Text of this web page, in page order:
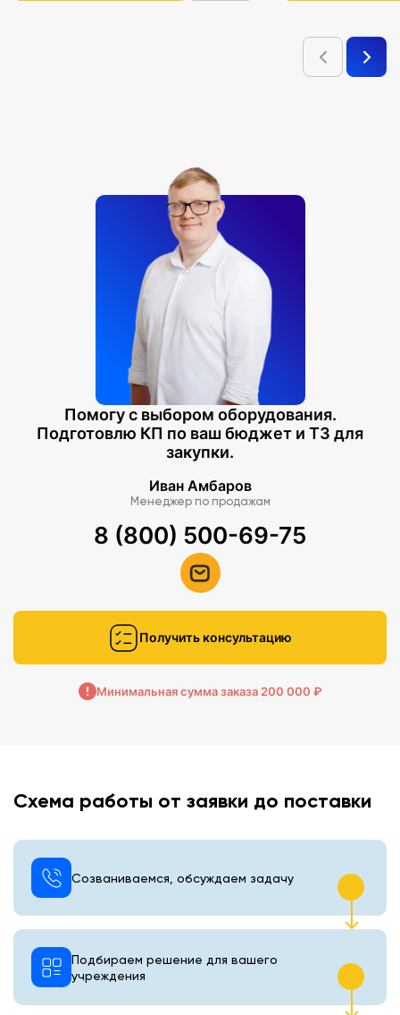
Помогу с выбором оборудования.
Подготовлю КП по ваш бюджет и ТЗ для
закупки.
Иван Амбаров
Менеджер по продажам
8 (800) 500-69-75
Получить консультацию
Минимальная сумма заказа 200 000 ₽
Схема работы от заявки до поставки
Созваниваемся, обсуждаем задачу
Подбираем решение для вашего
учреждения